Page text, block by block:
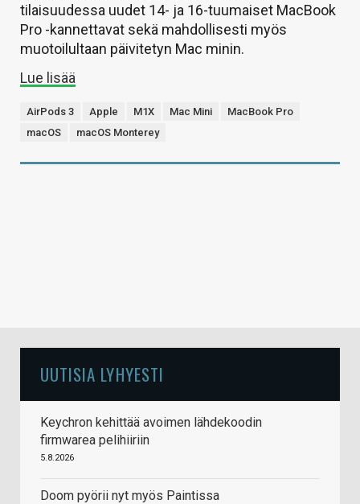
tilaisuudessa uudet 14- ja 16-tuumaiset MacBook
Pro -kannettavat sekä mahdollisesti myös
muotoilultaan päivitetyn Mac minin.
Lue lisää
AirPods 3 Apple M1X Mac Mini
MacBook Pro
macOS
macOS Monterey
UUTISIA LYHYESTI
Keychron kehittää avoimen lähdekoodin
firmwarea pelihiiriin
5.8.2026
Doom pyörii nyt myös Paintissa